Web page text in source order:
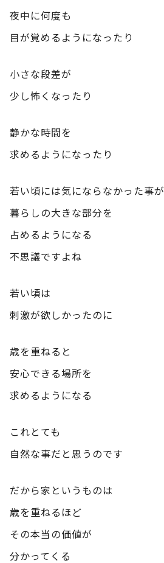
夜中に何度も
目が覚めるようになったり
小さな段差が
少し怖くなったり
静かな時間を
求めるようになったり
若い頃には気にならなかった事が
暮らしの大きな部分を
占めるようになる
不思議ですよね
若い頃は
刺激が欲しかったのに
歳を重ねると
安心できる場所を
求めるようになる
これとても
自然な事だと思うのです
だから家というものは
歳を重ねるほど
その本当の価値が
分かってくる